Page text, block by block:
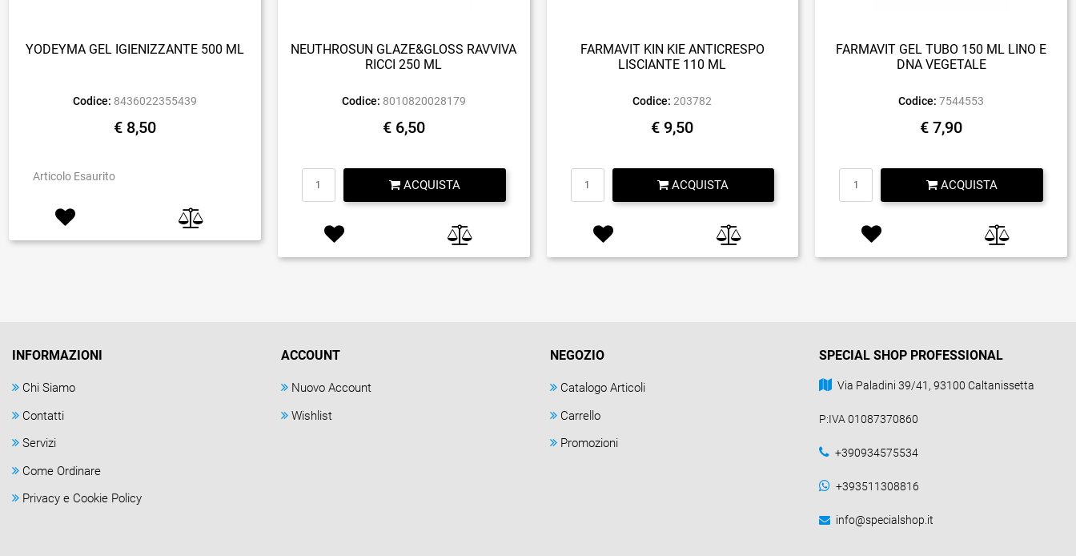
YODEYMA GEL IGIENIZZANTE 500 ML
Codice: 8436022355439
€ 8,50
Articolo Esaurito
NEUTHROSUN GLAZE&GLOSS RAVVIVA
RICCI 250 ML
Codice: 8010820028179
€ 6,50
ACQUISTA
FARMAVIT KIN KIE ANTICRESPO
LISCIANTE 110 ML
Codice: 203782
€ 9,50
ACQUISTA
FARMAVIT GEL TUBO 150 ML LINO E
DNA VEGETALE
Codice: 7544553
€ 7,90
ACQUISTA
INFORMAZIONI
Chi Siamo
Contatti
Servizi
Come Ordinare
Privacy e Cookie Policy
ACCOUNT
Nuovo Account
Wishlist
NEGOZIO
Catalogo Articoli
Carrello
Promozioni
SPECIAL SHOP PROFESSIONAL
Via Paladini 39/41, 93100 Caltanissetta
P:IVA 01087370860
+390934575534
+393511308816
info@specialshop.it